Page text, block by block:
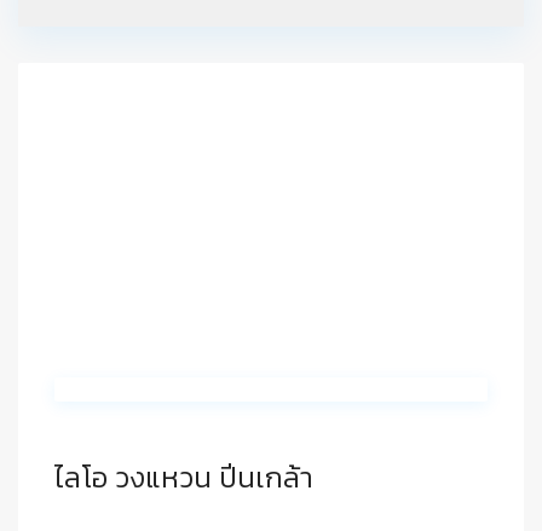
ไลโอ วงแหวน ปิ่นเกล้า